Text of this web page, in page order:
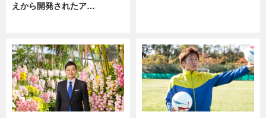
えから開発されたア…